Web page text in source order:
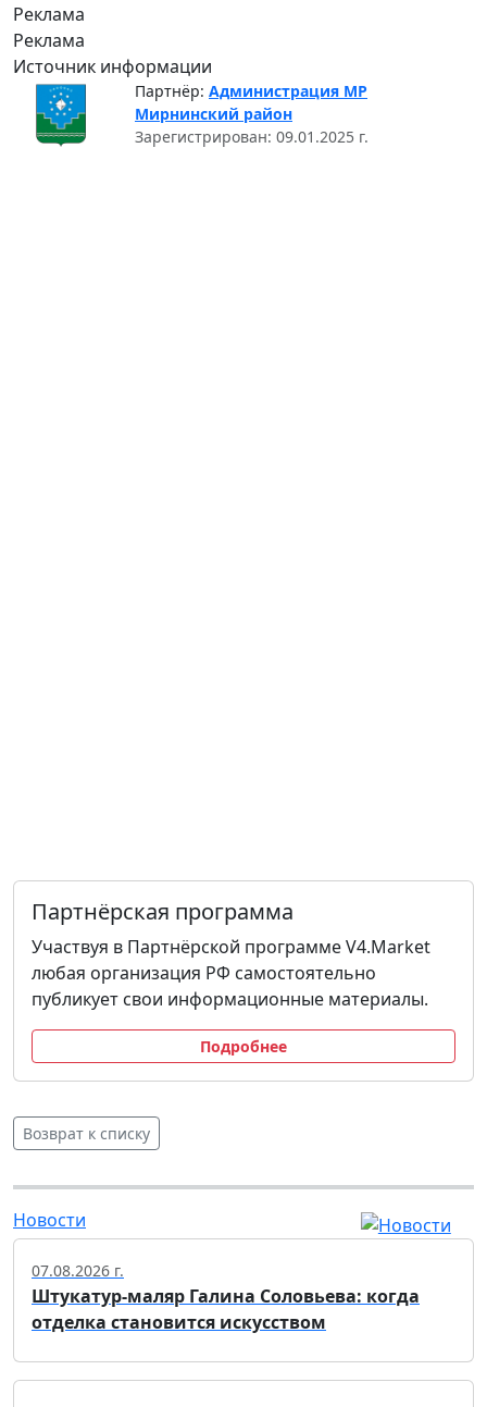
Реклама
Реклама
Источник информации
Партнёр: Администрация МР
Мирнинский район
Зарегистрирован: 09.01.2025 г.
Партнёрская программа
Участвуя в Партнёрской программе V4.Market
любая организация РФ самостоятельно
публикует свои информационные материалы.
Подробнее
Возврат к списку
Новости
07.08.2026 г.
Штукатур-маляр Галина Соловьева: когда
отделка становится искусством